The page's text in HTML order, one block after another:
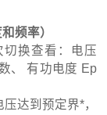
频率）
换查看：电压
、 有功电度 Ep
达到预定界*，